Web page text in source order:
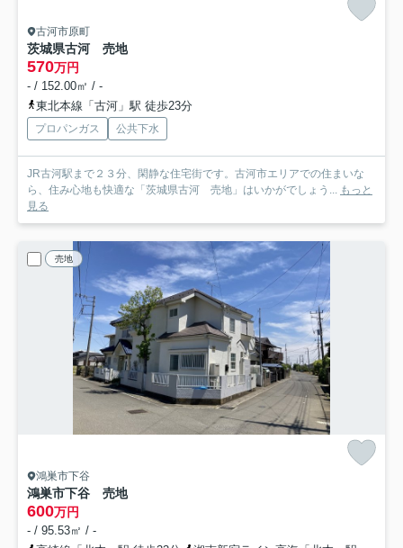
古河市原町
茨城県古河 売地
570万円
- / 152.00㎡ / -
東北本線「古河」駅 徒歩23分
プロパンガス 公共下水
JR古河駅まで２３分、閑静な住宅街です。古河市エリアでの住まいな
ら、住み心地も快適な「茨城県古河 売地」はいかがでしょう... もっと
見る
売地
鴻巣市下谷
鴻巣市下谷 売地
600万円
- / 95.53㎡ / -